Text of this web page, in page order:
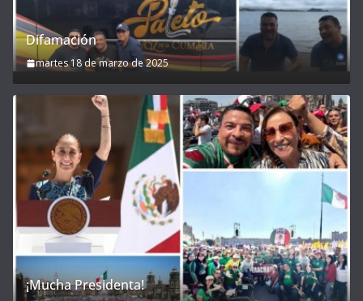
Difamación
martes 18 de marzo de 2025
¡Mucha Presidenta!